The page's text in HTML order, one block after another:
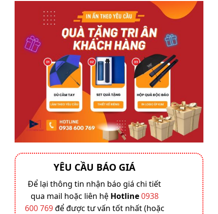
YÊU CẦU BÁO GIÁ
Để lại thông tin nhận báo giá chi tiết
qua mail hoặc liên hệ Hotline 0938
600 769để được tư vấn tốt nhất (hoặc